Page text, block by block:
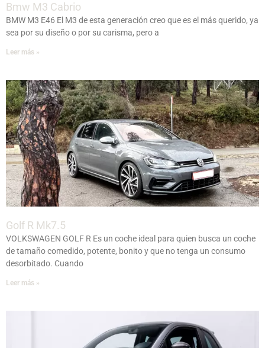
Bmw M3 Cabrio
BMW M3 E46 El M3 de esta generación creo que es el más querido, ya
sea por su diseño o por su carisma, pero a
Leer más »
Golf R Mk7.5
VOLKSWAGEN GOLF R Es un coche ideal para quien busca un coche
de tamaño comedido, potente, bonito y que no tenga un consumo
desorbitado. Cuando
Leer más »